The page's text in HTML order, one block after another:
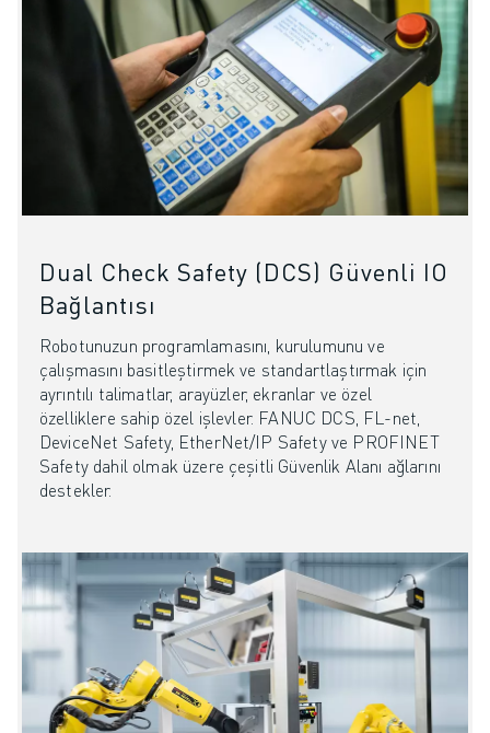
Dual Check Safety (DCS) Güvenli IO
Bağlantısı
Robotunuzun programlamasını, kurulumunu ve
çalışmasını basitleştirmek ve standartlaştırmak için
ayrıntılı talimatlar, arayüzler, ekranlar ve özel
özelliklere sahip özel işlevler. FANUC DCS, FL-net,
DeviceNet Safety, EtherNet/IP Safety ve PROFINET
Safety dahil olmak üzere çeşitli Güvenlik Alanı ağlarını
destekler.